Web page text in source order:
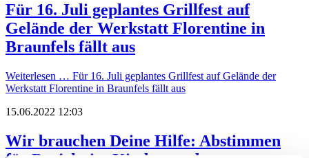
Für 16. Juli geplantes Grillfest auf
Gelände der Werkstatt Florentine in
Braunfels fällt aus
Weiterlesen … Für 16. Juli geplantes Grillfest auf Gelände der
Werkstatt Florentine in Braunfels fällt aus
15.06.2022 12:03
Wir brauchen Deine Hilfe: Abstimmen